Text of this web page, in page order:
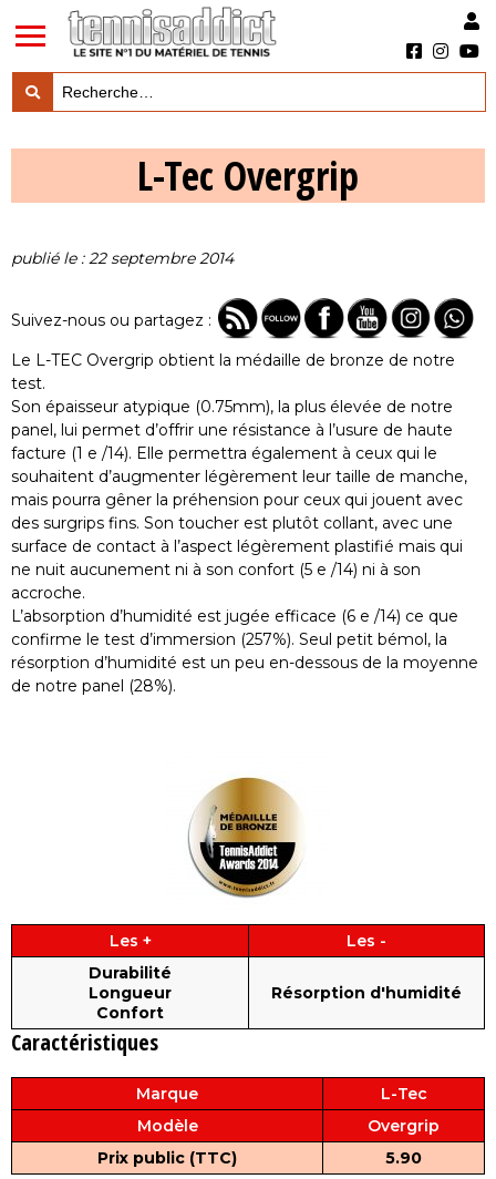
LES ACTUS MARQUES & PRODUITS
LES GUIDES DU MATERIEL
L-Tec Overgrip
publié le : 22 septembre 2014
Suivez-nous ou partagez :
Le L-TEC Overgrip obtient la médaille de bronze de notre
test.
Son épaisseur atypique (0.75mm), la plus élevée de notre
panel, lui permet d’offrir une résistance à l’usure de haute
facture (1 e /14). Elle permettra également à ceux qui le
souhaitent d’augmenter légèrement leur taille de manche,
mais pourra gêner la préhension pour ceux qui jouent avec
des surgrips fins. Son toucher est plutôt collant, avec une
surface de contact à l’aspect légèrement plastifié mais qui
ne nuit aucunement ni à son confort (5 e /14) ni à son
accroche.
L’absorption d’humidité est jugée efficace (6 e /14) ce que
confirme le test d’immersion (257%). Seul petit bémol, la
résorption d’humidité est un peu en-dessous de la moyenne
de notre panel (28%).
Les +
Les -
Durabilité
Longueur
Confort
Résorption d'humidité
Caractéristiques
Marque
L-Tec
Modèle
Overgrip
Prix public (TTC)
5.90